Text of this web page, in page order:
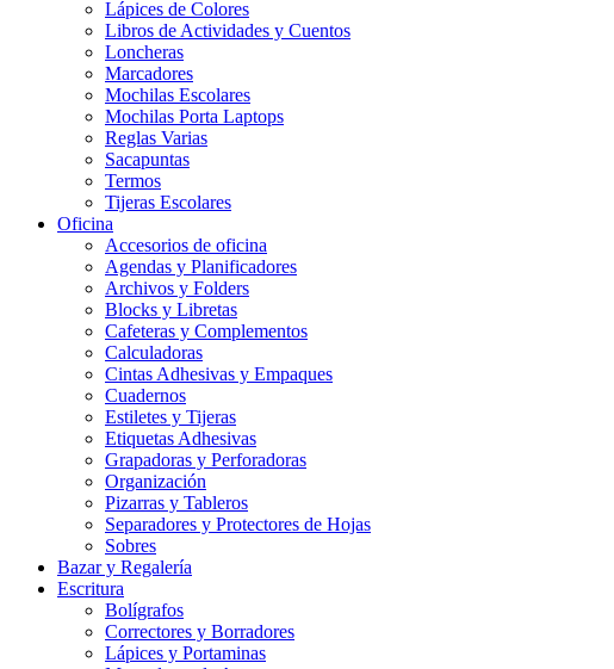
Lápices de Colores
Libros de Actividades y Cuentos
Loncheras
Marcadores
Mochilas Escolares
Mochilas Porta Laptops
Reglas Varias
Sacapuntas
Termos
Tijeras Escolares
Oficina
Accesorios de oficina
Agendas y Planificadores
Archivos y Folders
Blocks y Libretas
Cafeteras y Complementos
Calculadoras
Cintas Adhesivas y Empaques
Cuadernos
Estiletes y Tijeras
Etiquetas Adhesivas
Grapadoras y Perforadoras
Organización
Pizarras y Tableros
Separadores y Protectores de Hojas
Sobres
Bazar y Regalería
Escritura
Bolígrafos
Correctores y Borradores
Lápices y Portaminas